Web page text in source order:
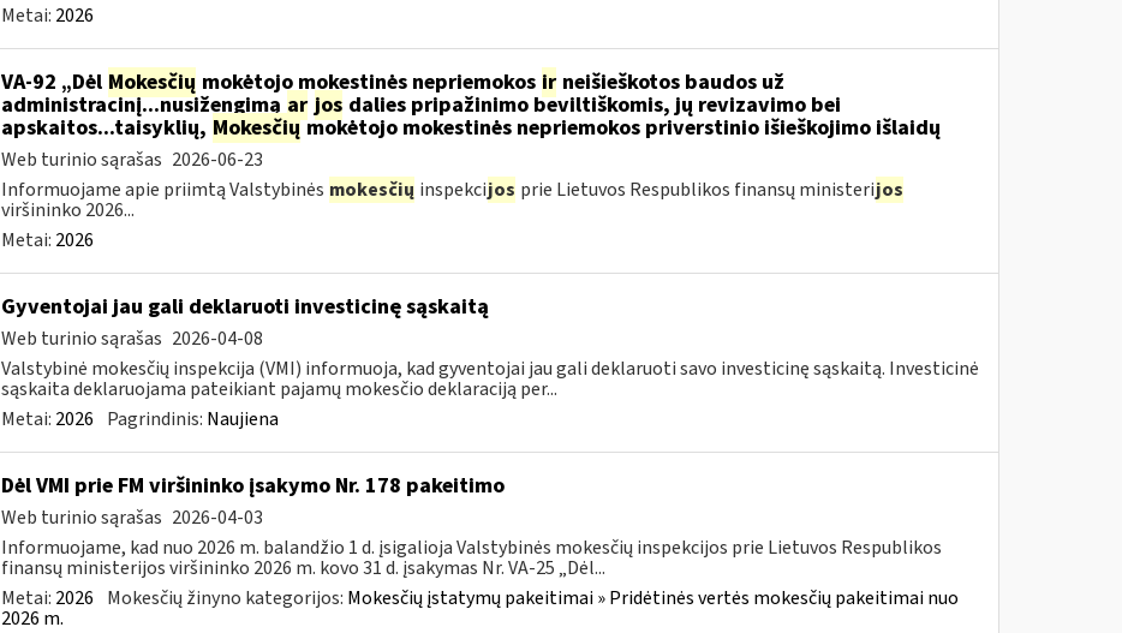
Metai: 2026
VA-92 „Dėl Mokesčių mokėtojo mokestinės nepriemokos irneišieškotos baudos už
administracinį...nusižengimąar jos dalies pripažinimo beviltiškomis, jų revizavimo bei
apskaitos...taisyklių, Mokesčiųmokėtojo mokestinės nepriemokos priverstinio išieškojimo išlaidų
Web turinio sąrašas 2026-06-23
Informuojame apie priimtą Valstybinės mokesčių inspekcijos prie Lietuvos Respublikos finansų ministerijos
viršininko 2026...
Metai: 2026
Gyventojai jau gali deklaruoti investicinę sąskaitą
Web turinio sąrašas 2026-04-08
Valstybinė mokesčių inspekcija (VMI) informuoja, kad gyventojai jau gali deklaruoti savo investicinę sąskaitą. Investicinė
sąskaita deklaruojama pateikiant pajamų mokesčio deklaraciją per...
Metai: 2026 Pagrindinis: Naujiena
Dėl VMI prie FM viršininko įsakymo Nr. 178 pakeitimo
Web turinio sąrašas 2026-04-03
Informuojame, kad nuo 2026 m. balandžio 1 d. įsigalioja Valstybinės mokesčių inspekcijos prie Lietuvos Respublikos
finansų ministerijos viršininko 2026 m. kovo 31 d. įsakymas Nr. VA-25 „Dėl...
Metai: 2026 Mokesčių žinyno kategorijos: Mokesčių įstatymų pakeitimai » Pridėtinės vertės mokesčių pakeitimai nuo
2026 m.